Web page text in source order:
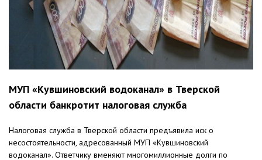
МУП «Кувшиновский водоканал» в Тверской
области банкротит налоговая служба
Налоговая служба в Тверской области предъявила иск о
несостоятельности, адресованный МУП «Кувшиновский
водоканал». Ответчику вменяют многомиллионные долги по